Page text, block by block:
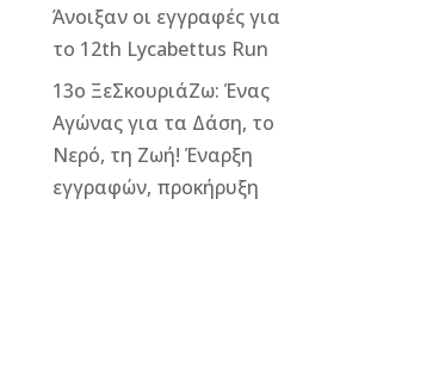
Άνοιξαν οι εγγραφές για
το 12th Lycabettus Run
13ο ΞεΣκουριάΖω: Ένας
Αγώνας για τα Δάση, το
Νερό, τη Ζωή! Έναρξη
εγγραφών, προκήρυξη